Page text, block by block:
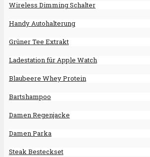
Wireless Dimming Schalter
Handy Autohalterung
Grüner Tee Extrakt
Ladestation für Apple Watch
Blaubeere Whey Protein
Bartshampoo
Damen Regenjacke
Damen Parka
Steak Besteckset